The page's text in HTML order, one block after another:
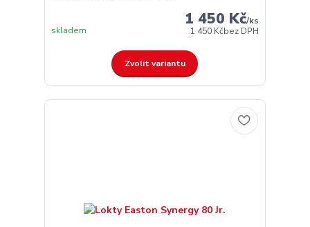
1 450 Kč/ks
1 450 Kčbez DPH
skladem
Zvolit variantu